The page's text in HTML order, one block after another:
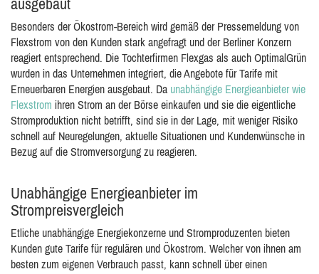
Besonders der Ökostrom-Bereich wird gemäß der Pressemeldung von
Flexstrom von den Kunden stark angefragt und der Berliner Konzern
reagiert entsprechend. Die Tochterfirmen Flexgas als auch OptimalGrün
wurden in das Unternehmen integriert, die Angebote für Tarife mit
Erneuerbaren Energien ausgebaut. Da unabhängige Energieanbieter wie
Flexstrom ihren Strom an der Börse einkaufen und sie die eigentliche
Stromproduktion nicht betrifft, sind sie in der Lage, mit weniger Risiko
schnell auf Neuregelungen, aktuelle Situationen und Kundenwünsche in
Bezug auf die Stromversorgung zu reagieren.
Unabhängige Energieanbieter im
Strompreisvergleich
Etliche unabhängige Energiekonzerne und Stromproduzenten bieten
Kunden gute Tarife für regulären und Ökostrom. Welcher von ihnen am
besten zum eigenen Verbrauch passt, kann schnell über einen